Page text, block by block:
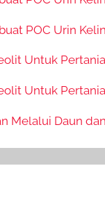
POC Urin
Untuk
Untuk
Melalui Daun